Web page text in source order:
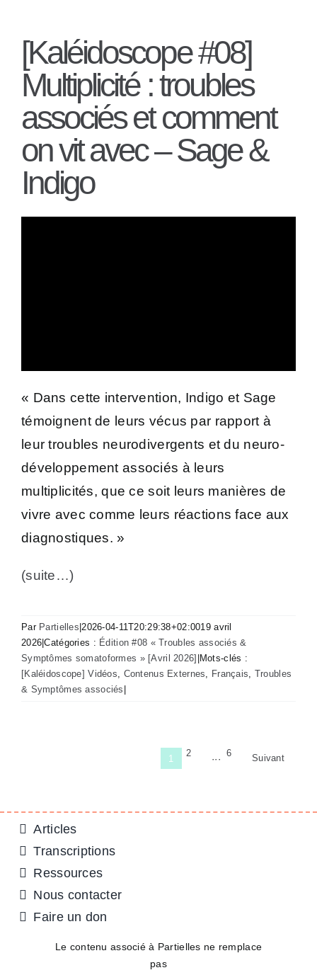
[Kaléidoscope #08]
Multiplicité : troubles
associés et comment
on vit avec – Sage &
Indigo
« Dans cette intervention, Indigo et Sage
témoignent de leurs vécus par rapport à
leur troubles neurodivergents et du neuro-
développement associés à leurs
multiplicités, que ce soit leurs manières de
vivre avec comme leurs réactions face aux
diagnostiques. »
(suite…)
Par Partielles |2026-04-11T20:29:38+02:0019 avril
2026 |Catégories : Édition #08 « Troubles associés &
Symptômes somatoformes » [Avril 2026] Mots-clés :
[Kaléidoscope] Vidéos, Contenus Externes, Français, Troubles
& Symptômes associés
1 2 ··· 6 Suivant
Articles
Transcriptions
Ressources
Nous contacter
Faire un don
Le contenu associé à Partielles ne remplace
pas